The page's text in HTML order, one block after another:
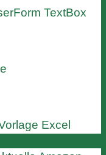
TextBox
Excel